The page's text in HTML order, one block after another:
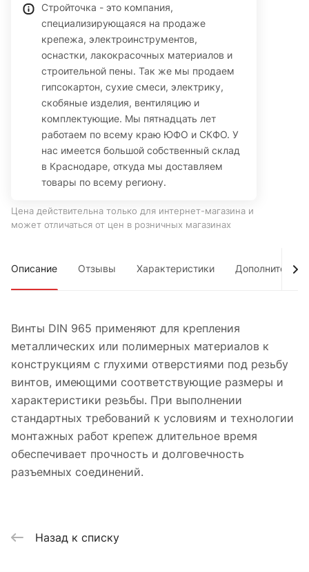
Стройточка - это компания,
специализирующаяся на продаже
крепежа, электроинструментов,
оснастки, лакокрасочных материалов и
строительной пены. Так же мы продаем
гипсокартон, сухие смеси, электрику,
скобяные изделия, вентиляцию и
комплектующие. Мы пятнадцать лет
работаем по всему краю ЮФО и СКФО. У
нас имеется большой собственный склад
в Краснодаре, откуда мы доставляем
товары по всему региону.
Цена действительна только для интернет-магазина и
может отличаться от цен в розничных магазинах
Описание Отзывы Характеристики Дополнительно
Винты DIN 965 применяют для крепления
металлических или полимерных материалов к
конструкциям с глухими отверстиями под резьбу
винтов, имеющими соответствующие размеры и
характеристики резьбы. При выполнении
стандартных требований к условиям и технологии
монтажных работ крепеж длительное время
обеспечивает прочность и долговечность
разъемных соединений.
Назад к списку